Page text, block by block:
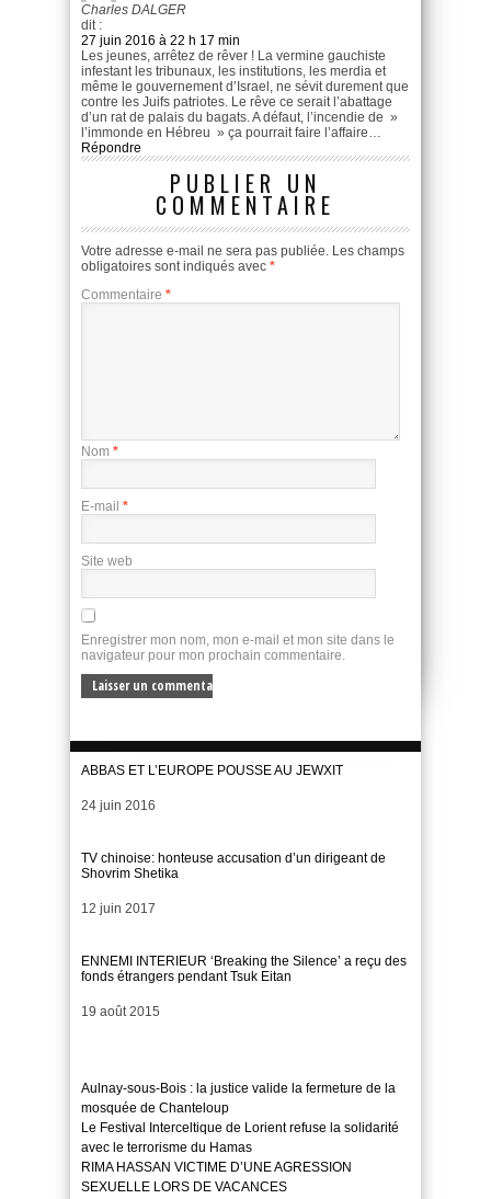
Charles DALGER
dit :
27 juin 2016 à 22 h 17 min
Les jeunes, arrêtez de rêver ! La vermine gauchiste
infestant les tribunaux, les institutions, les merdia et
même le gouvernement d’Israel, ne sévit durement que
contre les Juifs patriotes. Le rêve ce serait l’abattage
d’un rat de palais du bagats. A défaut, l’incendie de »
l’immonde en Hébreu » ça pourrait faire l’affaire…
Répondre
PUBLIER UN
COMMENTAIRE
Votre adresse e-mail ne sera pas publiée. Les champs
obligatoires sont indiqués avec *
Commentaire *
Nom *
E-mail *
Site web
Enregistrer mon nom, mon e-mail et mon site dans le
navigateur pour mon prochain commentaire.
ABBAS ET L’EUROPE POUSSE AU JEWXIT
Date
24 juin 2016
TV chinoise: honteuse accusation d’un dirigeant de
Shovrim Shetika
Date
12 juin 2017
ENNEMI INTERIEUR ‘Breaking the Silence’ a reçu des
fonds étrangers pendant Tsuk Eitan
Date
19 août 2015
Aulnay-sous-Bois : la justice valide la fermeture de la
mosquée de Chanteloup
Le Festival Interceltique de Lorient refuse la solidarité
avec le terrorisme du Hamas
RIMA HASSAN VICTIME D’UNE AGRESSION
SEXUELLE LORS DE VACANCES